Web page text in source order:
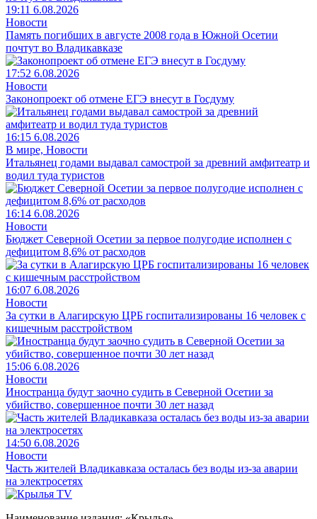
19:11 6.08.2026
Новости
Память погибших в августе 2008 года в Южной Осетии
почтут во Владикавказе
17:52 6.08.2026
Новости
Законопроект об отмене ЕГЭ внесут в Госдуму
16:15 6.08.2026
В мире, Новости
Итальянец годами выдавал самострой за древний амфитеатр и
водил туда туристов
16:14 6.08.2026
Новости
Бюджет Северной Осетии за первое полугодие исполнен с
дефицитом 8,6% от расходов
16:07 6.08.2026
Новости
За сутки в Алагирскую ЦРБ госпитализированы 16 человек с
кишечным расстройством
15:06 6.08.2026
Новости
Иностранца будут заочно судить в Северной Осетии за
убийство, совершенное почти 30 лет назад
14:50 6.08.2026
Новости
Часть жителей Владикавказа осталась без воды из-за аварии
на электросетях